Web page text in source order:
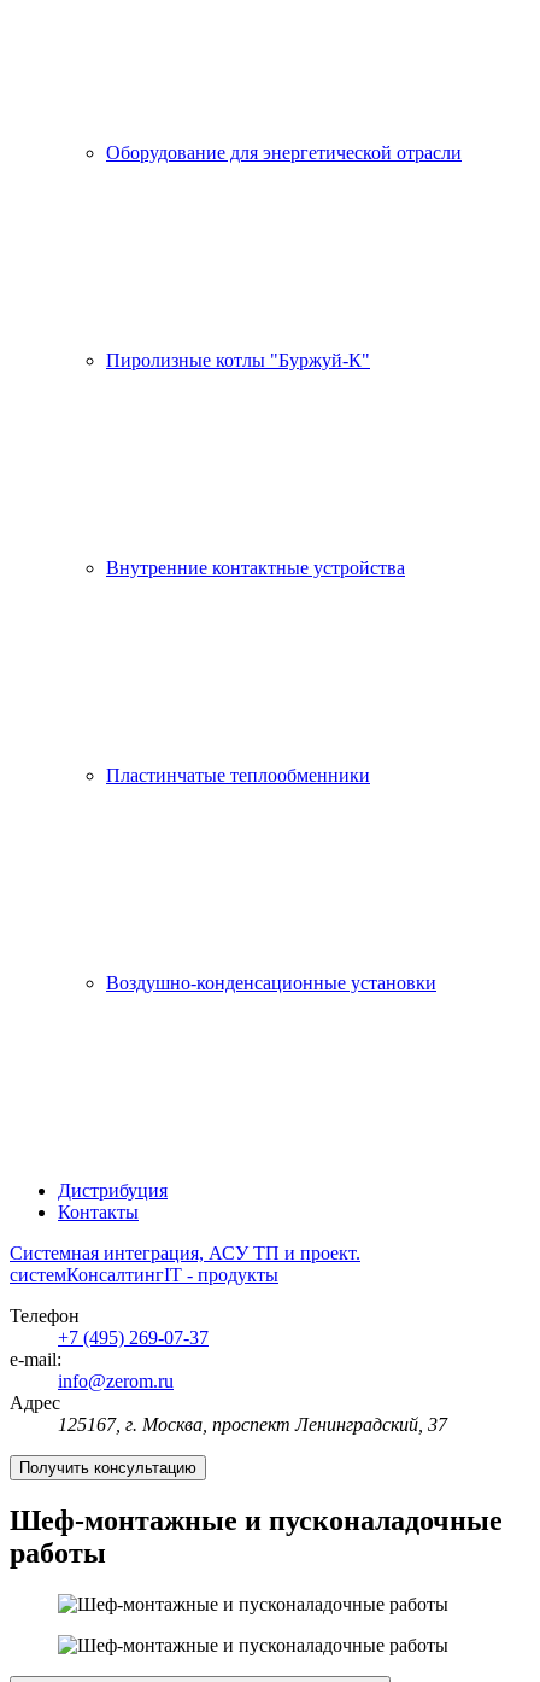
Оборудование для энергетической отрасли
Пиролизные котлы "Буржуй-К"
Внутренние контактные устройства
Пластинчатые теплообменники
Воздушно-конденсационные установки
Дистрибуция
Контакты
Системная интеграция, АСУ ТП и проект.
системКонсалтингIT - продукты
Телефон
+7 (495) 269-07-37
e-mail:
info@zerom.ru
Адрес
125167, г. Москва, проспект Ленинградский, 37
Получить консультацию
Шеф-монтажные и пусконаладочные
работы